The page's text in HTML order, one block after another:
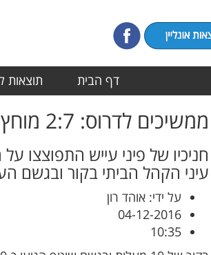
דף הבית תוצאות
ממשיכים לדרוס: 2:7 מוחץ להפועל אשדוד על בית''ר בדרבי המסקרן של העונה
חניכיו של פיני עייש התפוצצו
עיני הקהל הביתי בקור ובגשם
על ידי: אוהד רון
04-12-2016
10:35